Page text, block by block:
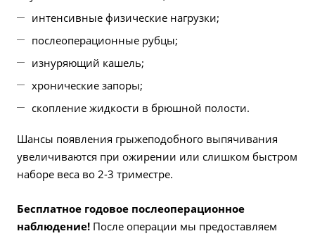
интенсивные физические нагрузки;
послеоперационные рубцы;
изнуряющий кашель;
хронические запоры;
скопление жидкости в брюшной полости.
Шансы появления грыжеподобного выпячивания
увеличиваются при ожирении или слишком быстром
наборе веса во 2-3 триместре.
Бесплатное годовое послеоперационное
наблюдение! После операции мы предоставляем